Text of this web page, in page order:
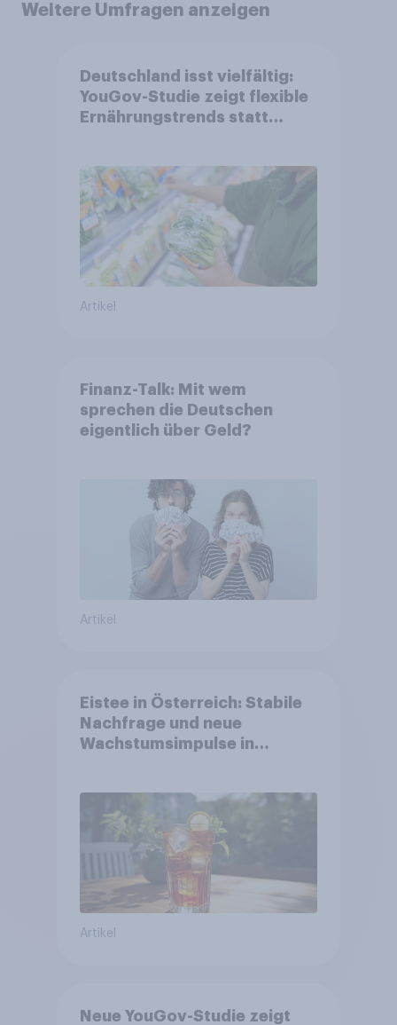
Weitere Umfragen anzeigen
Deutschland isst vielfältig:
YouGov-Studie zeigt flexible
Ernährungstrends statt
Artikel
Finanz-Talk: Mit wem
sprechen die Deutschen
eigentlich über Geld?
Artikel
Eistee in Österreich: Stabile
Nachfrage und neue
Wachstumsimpulse in
Artikel
Neue YouGov-Studie zeigt